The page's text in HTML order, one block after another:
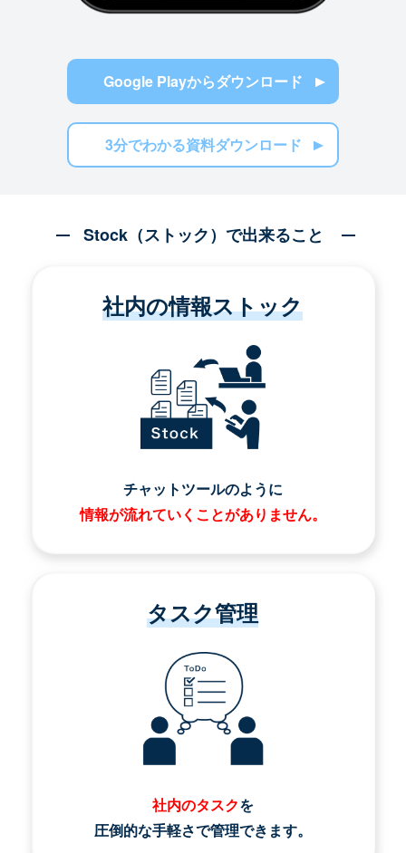
Google Playからダウンロード
3分でわかる資料ダウンロード
Stock（ストック）で出来ること
社内の情報ストック
チャットツールのように
情報が流れていくことがありません。
タスク管理
社内のタスクを
圧倒的な手軽さで管理できます。